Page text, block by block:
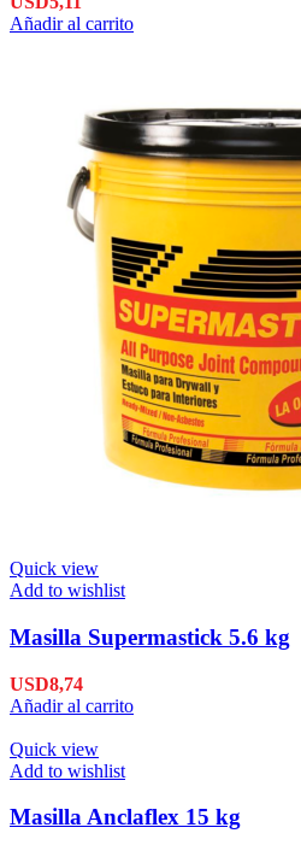
Añadir al carrito
Quick view
Add to wishlist
Masilla Supermastick 5.6 kg
USD8,74
Añadir al carrito
Quick view
Add to wishlist
Masilla Anclaflex 15 kg